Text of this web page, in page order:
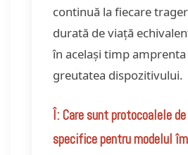
continuă la fiecare
durată de viață
în același timp
greutatea dispozitivului.
Î: Care sunt protocoalele
specifice pentru modelul